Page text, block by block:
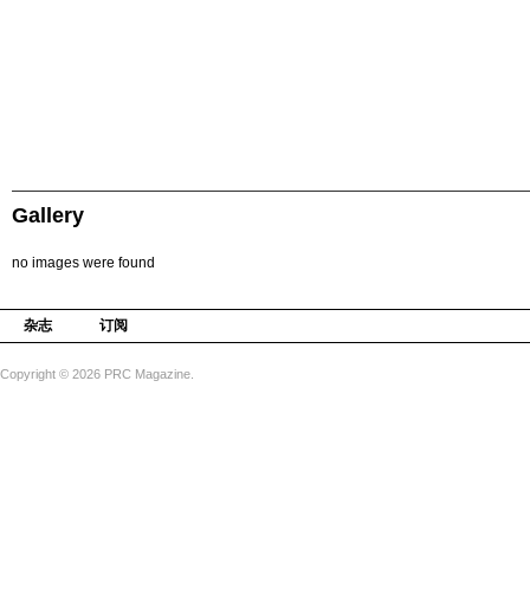
Gallery
no images were found
杂志 订阅
Copyright © 2026 PRC Magazine.